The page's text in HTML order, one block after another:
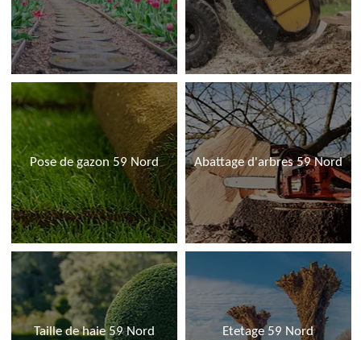
Pose de gazon 59 Nord Abattage d'arbres 59 Nord
Taille de haie 59 Nord Etetage 59 Nord